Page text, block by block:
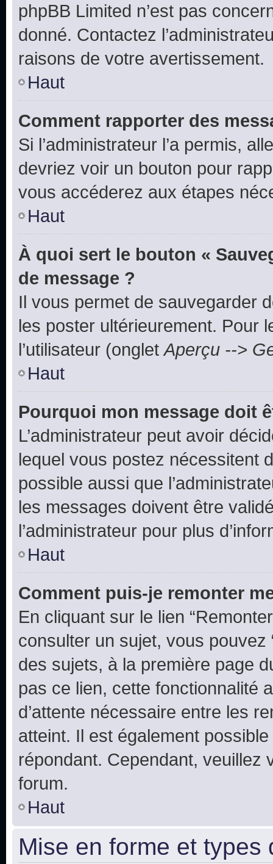
phpBB Limited n’est pas
donné. Contactez
raisons de votre avertissement.
Haut
Comment rapporter des
Si l’administrateur l’a permis,
devriez voir un bouton pour
vous accéderez aux étapes
Haut
À quoi sert le bouton «
de message ?
Il vous permet de sauvegarder
les poster ultérieurement. Pour
l’utilisateur (ongletAperçu -->
Haut
Pourquoi mon message doit
L’administrateur peut avoir
lequel vous postez nécessitent
possible aussi que
les messages doivent être
l’administrateur pour plus
Haut
Comment puis-je remonter
En cliquant sur le lien
consulter un sujet, vous pouvez
des sujets, à la première page
pas ce lien, cette fonctionnalité
d’attente nécessaire entre les
atteint. Il est également
répondant. Cependant,
forum.
Haut
Mise en forme et types